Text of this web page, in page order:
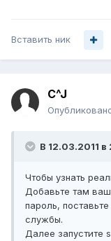
Вставить ник
C^J
В 12.03.2011 в
Чтобы узнать
Добавьте там
пароль,
службы.
Далее запустите